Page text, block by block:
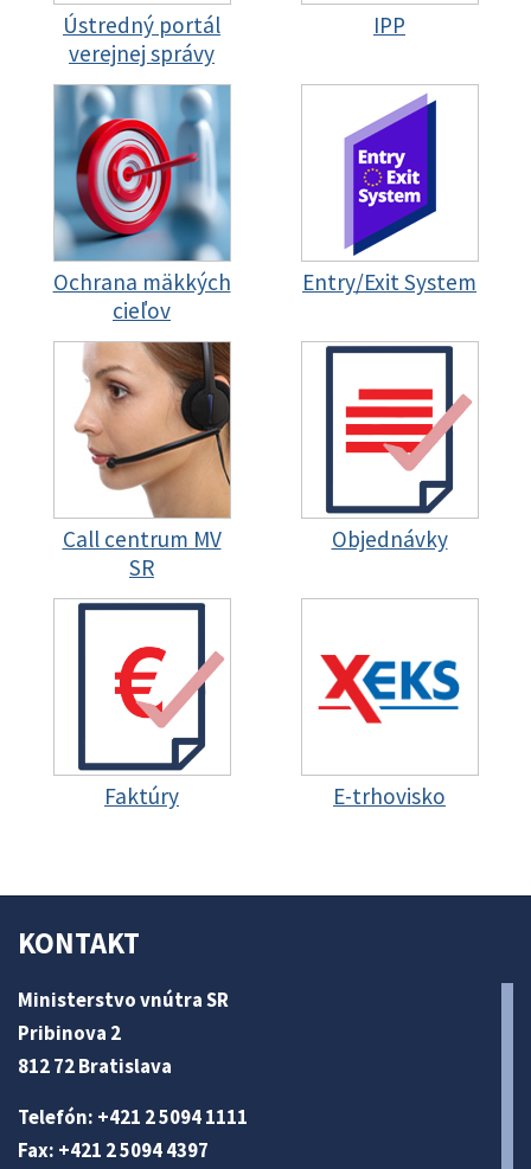
Ústredný portál
verejnej správy
IPP
Ochrana mäkkých
cieľov
Entry/Exit System
Call centrum MV
SR
Objednávky
Faktúry E-trhovisko
KONTAKT
Ministerstvo vnútra SR
Pribinova 2
812 72 Bratislava
Telefón: +421 2 5094 1111
Fax: +421 2 5094 4397